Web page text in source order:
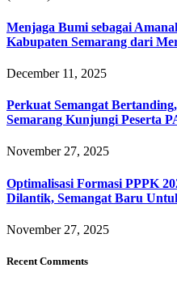
Menjaga Bumi sebagai
Kabupaten Semarang dari
December 11, 2025
Perkuat Semangat
Semarang Kunjungi Peserta
November 27, 2025
Optimalisasi Formasi PPPK
Dilantik, Semangat Baru
November 27, 2025
Recent Comments